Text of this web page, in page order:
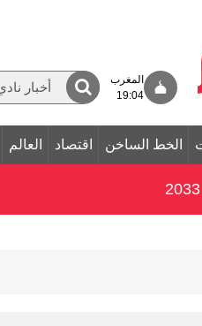
المغرب
19:04
الخط الساخن اقتصاد العالم